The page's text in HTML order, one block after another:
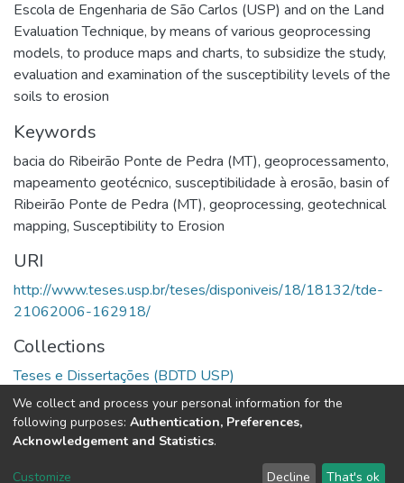
Escola de Engenharia de São Carlos (USP) and on the Land
Evaluation Technique, by means of various geoprocessing
models, to produce maps and charts, to subsidize the study,
evaluation and examination of the susceptibility levels of the
soils to erosion
Keywords
bacia do Ribeirão Ponte de Pedra (MT), geoprocessamento,
mapeamento geotécnico, susceptibilidade à erosão, basin of
Ribeirão Ponte de Pedra (MT), geoprocessing, geotechnical
mapping, Susceptibility to Erosion
URI
http://www.teses.usp.br/teses/disponiveis/18/18132/tde-
21062006-162918/
Collections
Teses e Dissertações (BDTD USP)
Full item page
DSpace software copyright © 2002-2026 LYRASIS
We collect and process your personal information for the
following purposes: Authentication, Preferences,
Acknowledgement and Statistics.
Customize Decline That's ok